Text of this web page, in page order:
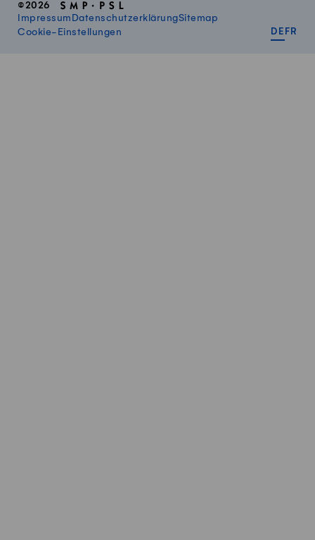
©2026
Impressum DatenschutzerklärungSitemap
Cookie-Einstellungen
DE FR